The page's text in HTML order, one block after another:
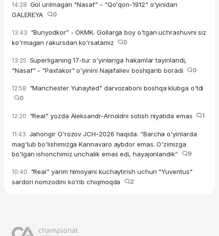
14:28 Gol urilmagan "Nasaf" - "Qo'qon-1912" o'yinidan
GALEREYA
0
13:43 “Bunyodkor” - OKMK. Gollarga boy o'tgan uchrashuvni siz
ko'rmagan rakursdan ko'rsatamiz
0
13:25 Superliganing 17-tur o'yinlariga hakamlar tayinlandi,
"Nasaf" - "Paxtakor" o'yinini Najafaliev boshqarib boradi
0
12:58 "Manchester Yunayted" darvozaboni boshqa klubga o'tdi
0
12:20 "Real" yozda Aleksandr-Arnoldni sotish niyatida emas 1
11:43 Jahongir O'rozov JCH-2026 haqida: “Barcha o'yinlarda
mag'lub bo'lishimizga Kannavaro aybdor emas. O'zimizga
bo'lgan ishonchimiz unchalik emas edi, hayajonlandik”
9
10:40 "Real" yarim himoyani kuchaytirish uchun "Yuventus"
sardori nomzodini ko'rib chiqmoqda
2